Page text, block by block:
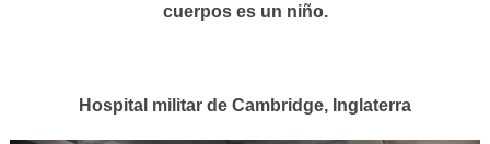
cuerpos es un niño.
Hospital militar de Cambridge, Inglaterra